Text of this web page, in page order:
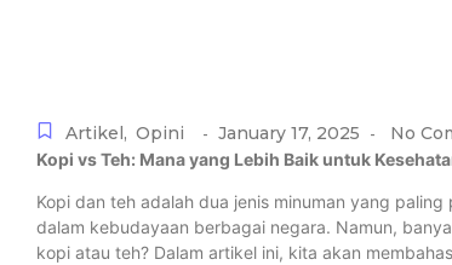
Artikel, Opini - January 17, 2025 - No
Kopi vs Teh: Mana yang Lebih Baik untuk
Kopi dan teh adalah dua jenis minuman yang
dalam kebudayaan berbagai negara. Namun,
kopi atau teh? Dalam artikel ini, kita akan